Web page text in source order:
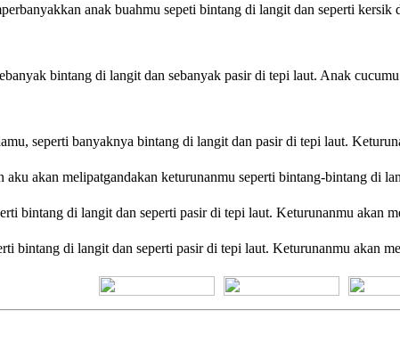
anak buahmu sepeti bintang di langit dan seperti kersik
bintang di langit dan sebanyak pasir di tepi laut. Anak
seperti banyaknya bintang di langit dan pasir di tepi laut.
akan melipatgandakan keturunanmu seperti bintang-bintang di
bintang di langit dan seperti pasir di tepi laut. Keturunanmu akan
bintang di langit dan seperti pasir di tepi laut. Keturunanmu akan